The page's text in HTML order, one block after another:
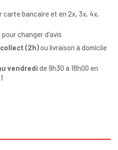
carte bancaire et en 2x, 3x, 4x,
pour changer d’avis
(2h)ou livraison à domicile
vendredi de 9h30 à 18h00 en